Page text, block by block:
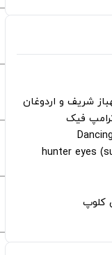
شریف و اردوغان
فیک
کلوپ